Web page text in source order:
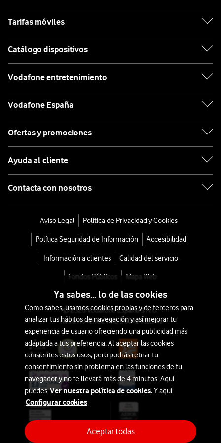
Tarifas móviles
Catálogo dispositivos
Vodafone entretenimiento
Vodafone España
Ofertas y promociones
Ayuda al cliente
Contacta con nosotros
Aviso Legal Política de Privacidad y Cookies
Política Seguridad de Información Accesibilidad
Información a clientes Calidad del servicio
Fondos Públicos Mapa Web
© 2026 Vodafone España S.A.U.
Avda. América 115, 28042 Madrid
Ya sabes... lo de las cookies
Como sabes, usamos cookies propias y de terceros para
analizar tus hábitos de navegación y así mejorar tu
experiencia de usuario ofreciendo una publicidad más
adaptada a tus preferencia. Al aceptar las cookies
consientes estos usos, pero podrás retirar tu
consentimiento sin problema en las funciones de tu
navegador y no te llevará más de 4 minutos. Aquí
puedesVer nuestra política de cookies.Y aquí
Configurar cookies
Aceptar todas